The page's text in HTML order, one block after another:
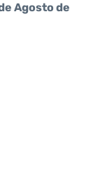
Agosto de